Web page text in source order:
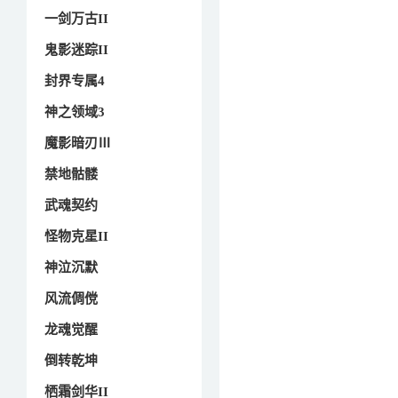
一剑万古II
鬼影迷踪II
封界专属4
神之领域3
魔影暗刃Ⅲ
禁地骷髅
武魂契约
怪物克星II
神泣沉默
风流倜傥
龙魂觉醒
倒转乾坤
栖霜剑华II